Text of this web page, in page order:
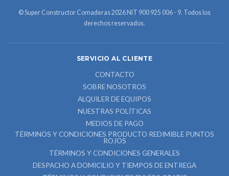
© Super Constructor Comaderas 2026 NIT 900 925 006 - 9. Todos los
derechos reservados.
SERVICIO AL CLIENTE
CONTACTO
SOBRE NOSOTROS
ALQUILER DE EQUIPOS
NUESTRAS POLÍTICAS
MEDIOS DE PAGO
TÉRMINOS Y CONDICIONES PRODUCTO REDIMIBLE PUNTOS
ROJOS
TÉRMINOS Y CONDICIONES GENERALES
DESPACHO A DOMICILIO Y TIEMPOS DE ENTREGA